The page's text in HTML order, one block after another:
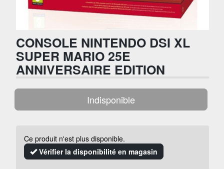
CONSOLE NINTENDO DSI XL
SUPER MARIO 25E
ANNIVERSAIRE EDITION
Indisponible
Ce produit n'est plus disponible.
Vérifier la disponibilité en magasin